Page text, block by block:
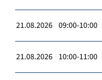
21.08.2026 09:00-10:00
21.08.2026 10:00-11:00